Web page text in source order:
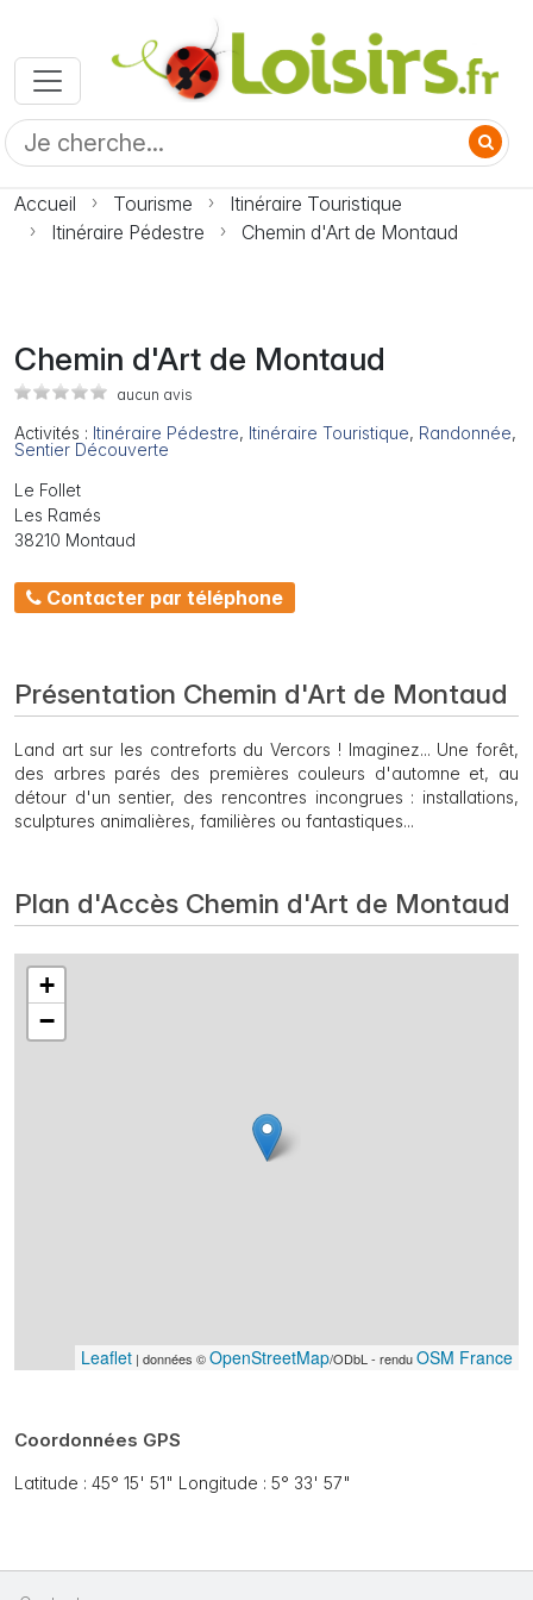
Accueil Tourisme
Itinéraire Touristique
Itinéraire Pédestre
Chemin d'Art de Montaud
Chemin d'Art de Montaud
aucun avis
Activités : Itinéraire Pédestre, Itinéraire Touristique, Randonnée,
Sentier Découverte
Le Follet
Les Ramés
38210 Montaud
Contacter par téléphone
Présentation Chemin d'Art de Montaud
Land art sur les contreforts du Vercors ! Imaginez... Une forêt,
des arbres parés des premières couleurs d'automne et, au
détour d'un sentier, des rencontres incongrues : installations,
sculptures animalières, familières ou fantastiques...
Plan d'Accès Chemin d'Art de Montaud
+
−
Leaflet | données ©OpenStreetMap/ODbL - renduOSM France
Coordonnées GPS
Latitude : 45° 15' 51" Longitude : 5° 33' 57"